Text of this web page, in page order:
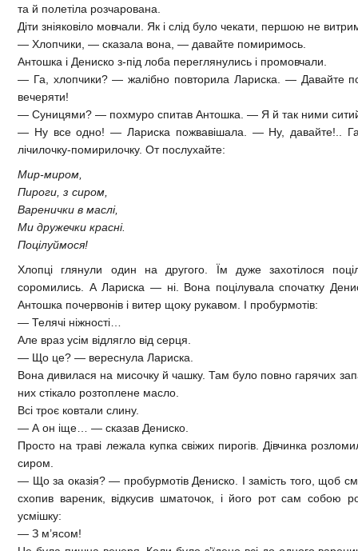
та й полетіла розчарована.
Діти зніяковіло мовчали. Як і слід було чекати, першою не
— Хлопчики, — сказала вона, — давайте помиримось.
Антошка і Дениско з-під лоба переглянулись і промовчали.
— Га, хлопчики? — жалібно повторила Лариска. — Давайте
вечеряти!
— Суницями? — похмуро спитав Антошка. — Я й так ними
— Ну все одно! — Лариска пожвавішала. — Ну, давайте!..
лічилочку-помирилочку. От послухайте:
Мир-миром,
Пироги, з сиром,
Варенички в маслі,
Ми дружечки красні.
Поцілуймося!
Хлопці глянули один на другого. Їм дуже захотілося
соромились. А Лариска — ні. Вона поцілувала спочатку
Антошка почервонів і витер щоку рукавом. І пробурмотів:
— Телячі ніжності…
Але враз усім відлягло від серця.
— Що це? — вереснула Лариска.
Вона дивилася на мисочку й чашку. Там було повно гарячих
них стікало розтоплене масло.
Всі троє ковтали слину.
— А он іще… — сказав Дениско.
Просто на траві лежала купка свіжих пирогів. Дівчинка
сиром.
— Що за оказія? — пробурмотів Дениско. І замість того, щоб
схопив вареник, відкусив шматочок, і його рот сам собою
усмішку:
— З м’ясом!